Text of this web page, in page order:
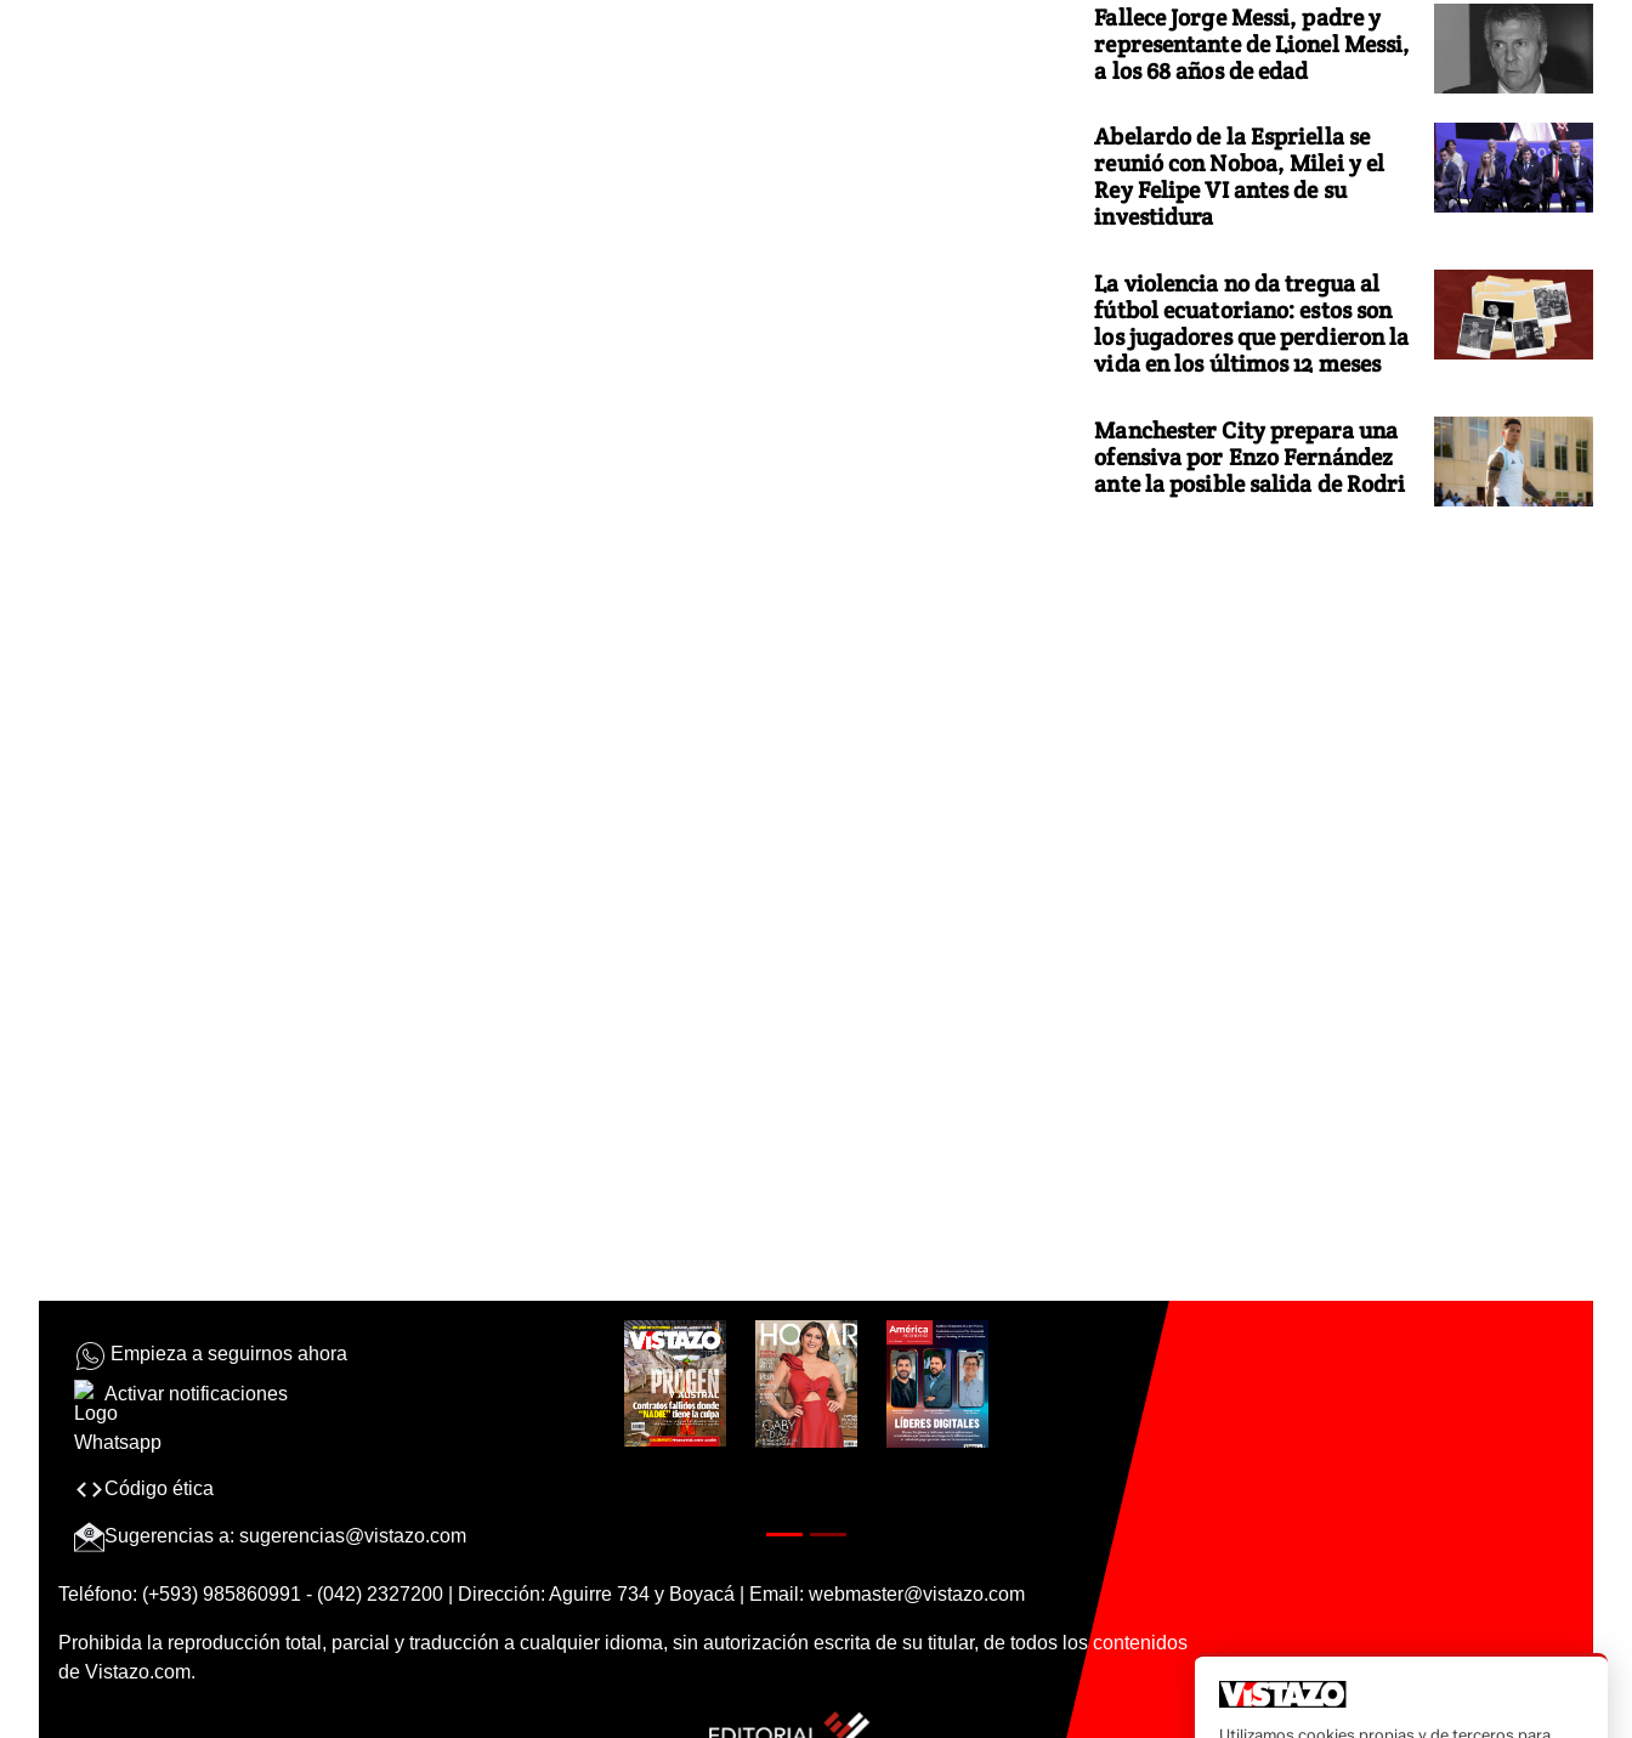
Fallece Jorge Messi, padre y
representante de Lionel Messi,
a los 68 años de edad
Abelardo de la Espriella se
reunió con Noboa, Milei y el
Rey Felipe VI antes de su
investidura
La violencia no da tregua al
fútbol ecuatoriano: estos son
los jugadores que perdieron la
vida en los últimos 12 meses
Manchester City prepara una
ofensiva por Enzo Fernández
ante la posible salida de Rodri
Empieza a seguirnos ahora
Activar notificaciones
Código ética
Sugerencias a: sugerencias@vistazo.com
Teléfono: (+593) 985860991 - (042) 2327200 | Dirección: Aguirre 734 y Boyacá | Email: webmaster@vistazo.com
Prohibida la reproducción total, parcial y traducción a cualquier idioma, sin autorización escrita de su titular, de todos los contenidos
de Vistazo.com.